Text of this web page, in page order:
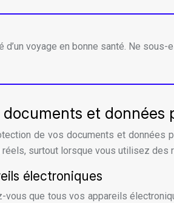
d’un voyage en bonne santé. Ne
et données
de vos documents et
surtout lorsque vous utilisez
électroniques
vous que tous vos appareils